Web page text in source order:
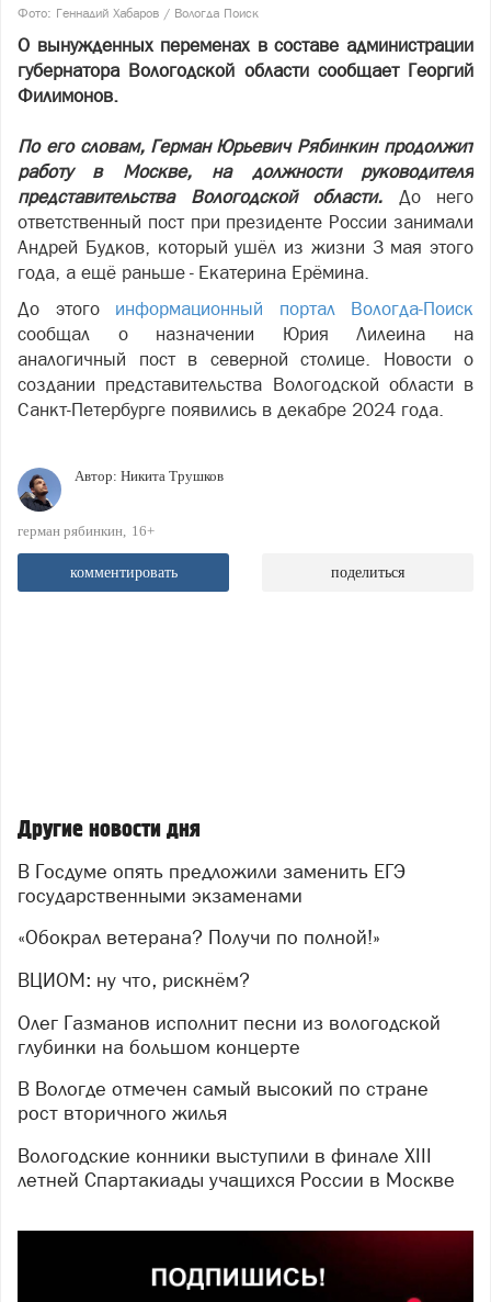
Фото: Геннадий Хабаров / Вологда Поиск
О вынужденных переменах в составе администрации
губернатора Вологодской области сообщает Георгий
Филимонов.
По его словам, Герман Юрьевич Рябинкин продолжит
работу в Москве, на должности руководителя
представительства Вологодской области. До него
ответственный пост при президенте России занимали
Андрей Будков, который ушёл из жизни 3 мая этого
года, а ещё раньше - Екатерина Ерёмина.
До этого информационный портал Вологда-Поиск
сообщал о назначении Юрия Лилеина на
аналогичный пост в северной столице. Новости о
создании представительства Вологодской области в
Санкт-Петербурге появились в декабре 2024 года.
Автор: Никита Трушков
герман рябинкин 16+
комментировать поделиться
Другие новости дня
В Госдуме опять предложили заменить ЕГЭ
государственными экзаменами
«Обокрал ветерана? Получи по полной!»
ВЦИОМ: ну что, рискнём?
Олег Газманов исполнит песни из вологодской
глубинки на большом концерте
В Вологде отмечен самый высокий по стране
рост вторичного жилья
Вологодские конники выступили в финале XIII
летней Спартакиады учащихся России в Москве